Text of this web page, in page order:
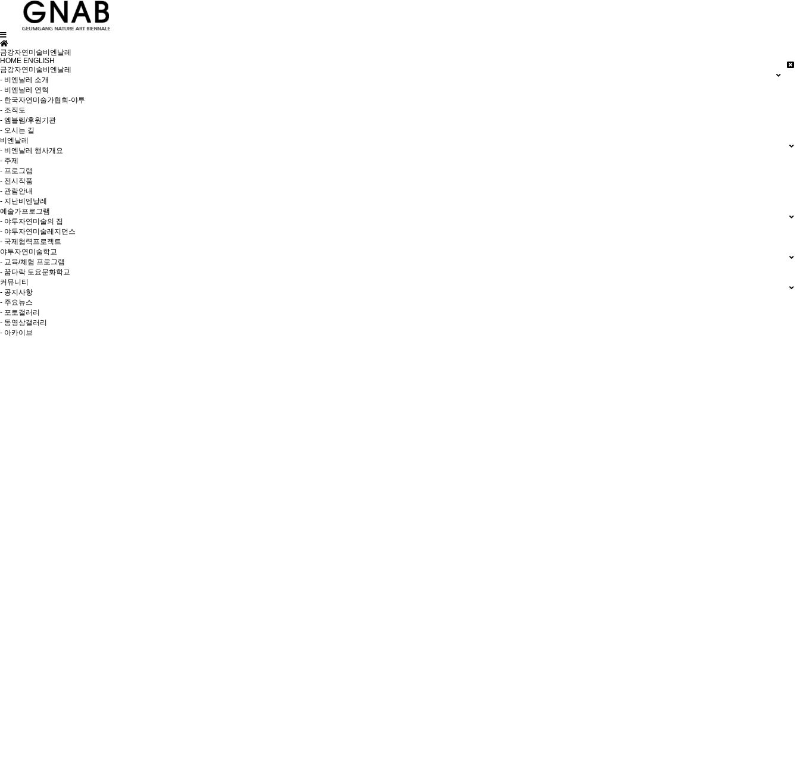
금강자연미술비엔날레
HOME ENGLISH
금강자연미술비엔날레
- 비엔날레 소개
- 비엔날레 연혁
- 한국자연미술가협회-야투
- 조직도
- 엠블렘/후원기관
- 오시는 길
비엔날레
- 비엔날레 행사개요
- 주제
- 프로그램
- 전시작품
- 관람안내
- 지난비엔날레
예술가프로그램
- 야투자연미술의 집
- 야투자연미술레지던스
- 국제협력프로젝트
야투자연미술학교
- 교육/체험 프로그램
- 꿈다락 토요문화학교
커뮤니티
- 공지사항
- 주요뉴스
- 포토갤러리
- 동영상갤러리
- 아카이브